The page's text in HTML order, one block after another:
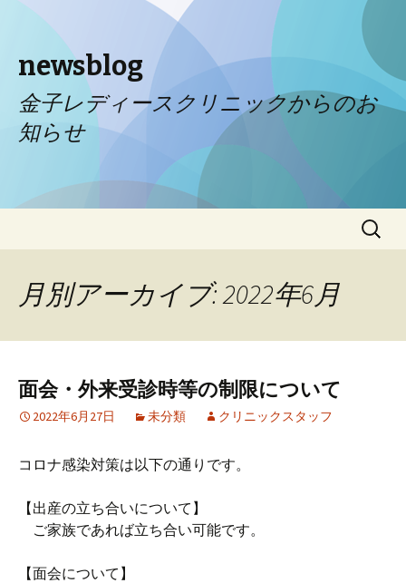
newsblog
金子レディースクリニックからのお
知らせ
検
月別アーカイブ: 2022年6月
面会・外来受診時等の制限について
2022年6月27日 未分類 クリニックスタッフ
コロナ感染対策は以下の通りです。
【出産の立ち合いについて】
ご家族であれば立ち合い可能です。
【面会について】